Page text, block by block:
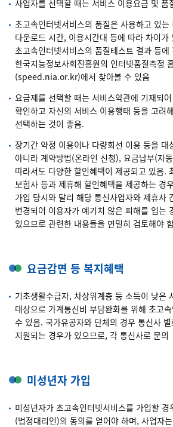
사업자를 선택할 때는 서비스 이용요금 및 품
초고속인터넷서비스의 품질은 사용하고 있는
다운로드 시간, 이용시간대 등에 따라 차이가
초고속인터넷서비스의 품질테스트 결과 등에
한국지능정보사회진흥원의 인터넷품질측정
(speed.nia.or.kr)에서 찾아볼 수 있음
요금제를 선택할 때는 서비스약관에 기재되
확인하고 자신의 서비스 이용행태 등을 고려
선택하는 것이 좋음.
장기간 약정 이용이나 다량회선 이용 등을 대
아니라 계약방법(온라인 신청), 요금납부(자
따라서도 다양한 할인혜택이 제공되고 있음.
보험사 등과 제휴해 할인혜택을 제공하는 경
가입 당시와 달리 해당 통신사업자와 제휴사
변경되어 이용자가 예기치 않은 피해를 입는
있으므로 관련한 내용들을 면밀히 검토해야
요금감면 등 복지혜택
기초생활수급자, 차상위계층 등 소득이 낮은
대상으로 가계통신비 부담완화를 위해 초고
수 있음. 국가유공자와 단체의 경우 통신사
지원되는 경우가 있으므로, 각 통신사로 문의
미성년자 가입
미성년자가 초고속인터넷서비스를 가입할
(법정대리인)의 동의를 얻어야 하며, 사업자